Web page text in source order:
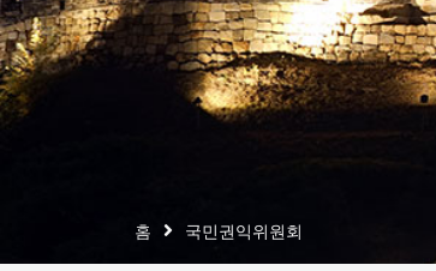
홈 국민권익위원회